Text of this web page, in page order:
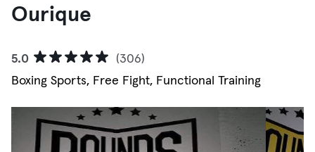
Ourique
5.0
(306)
Boxing Sports, Free Fight, Functional Training